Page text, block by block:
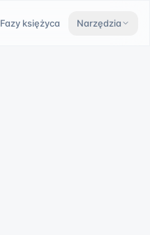
Fazy księżyca Narzędzia